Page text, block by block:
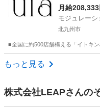
月給208,333
モジュレー
北九州市
■全国に約500店舗構える「イトキ
福岡 北九州市
もっと見る
株式会社LEAPさんの